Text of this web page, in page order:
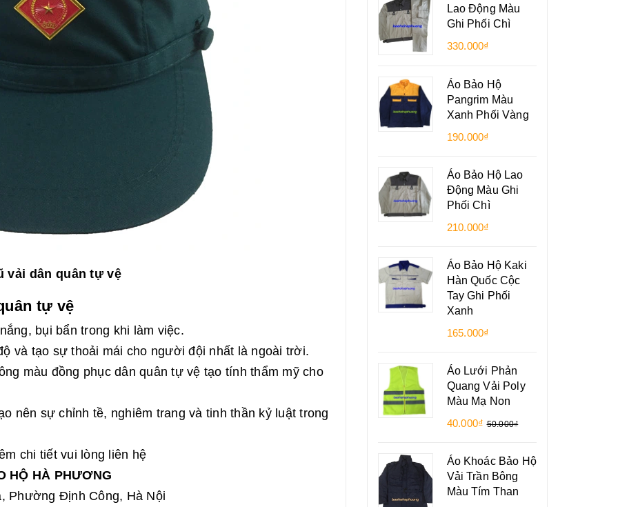
vải dân quân tự vệ
tự vệ
bụi bẩn trong khi làm việc.
và tạo sự thoải mái cho người đội nhất là ngoài trời.
màu đồng phục dân quân tự vệ tạo tính thẩm mỹ cho
nên sự chỉnh tề, nghiêm trang và tinh thần kỷ luật trong
chi tiết vui lòng liên hệ
HỘ HÀ PHƯƠNG
Phường Định Công, Hà Nội
Lao Động Màu
Ghi Phối Chì
330.000₫
Áo Bảo Hộ
Pangrim Màu
Xanh Phối Vàng
190.000₫
Áo Bảo Hộ Lao
Động Màu Ghi
Phối Chì
210.000₫
Áo Bảo Hộ Kaki
Hàn Quốc Cộc
Tay Ghi Phối
Xanh
165.000₫
Áo Lưới Phản
Quang Vải Poly
Màu Mạ Non
40.000₫ 50.000₫
Áo Khoác Bảo Hộ
Vải Trần Bông
Màu Tím Than